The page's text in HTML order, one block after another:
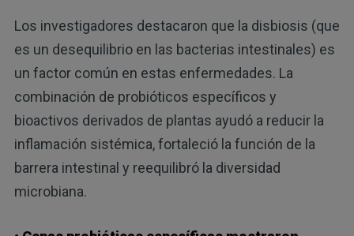
Los investigadores destacaron que la disbiosis (que
es un desequilibrio en las bacterias intestinales) es
un factor común en estas enfermedades. La
combinación de probióticos específicos y
bioactivos derivados de plantas ayudó a reducir la
inflamación sistémica, fortaleció la función de la
barrera intestinal y reequilibró la diversidad
microbiana.